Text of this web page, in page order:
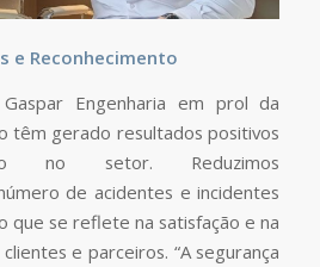
e Reconhecimento
Engenharia em prol da
têm gerado resultados positivos
no setor. Reduzimos
de acidentes e incidentes
que se reflete na satisfação e na
e parceiros. “A segurança